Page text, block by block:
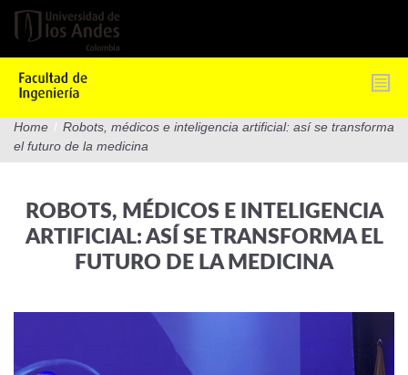
Pasar
contenido
Home / Robots, médicos e inteligencia artificial: así se transforma
el futuro de la medicina
ROBOTS, MÉDICOS E INTELIGENCIA
ARTIFICIAL: ASÍ SE TRANSFORMA EL
FUTURO DE LA MEDICINA